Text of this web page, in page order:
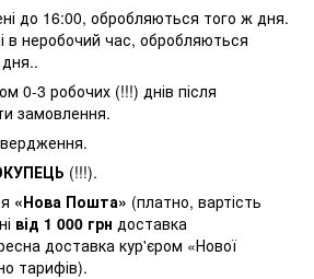
до 16:00, обробляються того ж дня.
в неробочий час, обробляються
0-3 робочих (!!!) днів після
замовлення.
(!!!).
«Нова Пошта» (платно, вартість
від 1 000 грн доставка
доставка кур'єром «Нової
тарифів).